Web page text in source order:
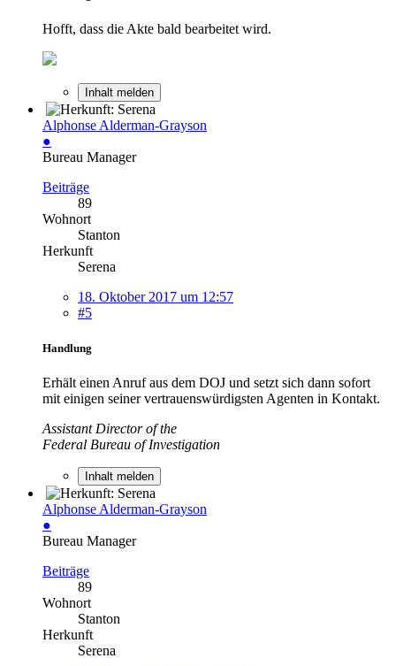
Hofft, dass die Akte bald bearbeitet wird.
Inhalt melden
Alphonse Alderman-Grayson
●
Bureau Manager
Beiträge
89
Wohnort
Stanton
Herkunft
Serena
18. Oktober 2017 um 12:57
#5
Handlung
Erhält einen Anruf aus dem DOJ und setzt sich dann sofort
mit einigen seiner vertrauenswürdigsten Agenten in Kontakt.
Assistant Director of the
Federal Bureau of Investigation
Inhalt melden
Alphonse Alderman-Grayson
●
Bureau Manager
Beiträge
89
Wohnort
Stanton
Herkunft
Serena